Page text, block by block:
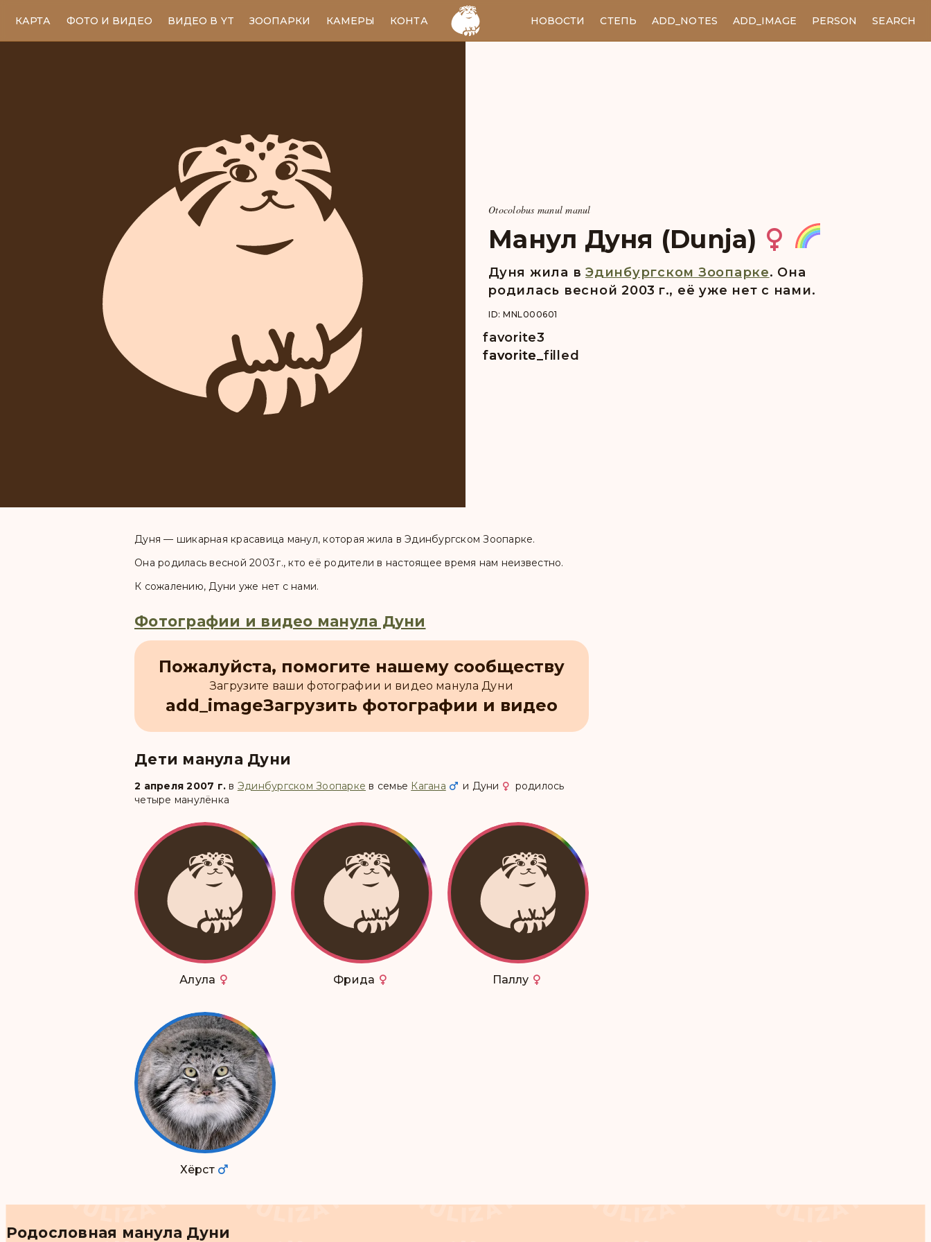
КАРТА ФОТО И ВИДЕО ВИДЕО В YT ЗООПАРКИ КАМЕРЫ КОНТАКТЫ EN НОВОСТИ СТЕПЬ ADD_NOTES ADD_IMAGE PERSON SEARCH
Otocolobus manul manul
Манул Дуня (Dunja)
Дуня жила в Эдинбургском Зоопарке. Она
pодилась весной 2003 г., её уже нет с нами.
ID: MNL000601
favorite
favorite
favorite_filled
3
Дуня — шикарная красавица манул, которая жила в Эдинбургском Зоопарке.
Она родилась весной 2003 г., кто её родители в настоящее время нам неизвестно.
К сожалению, Дуни уже нет с нами.
Фотографии и видео манула Дуни
Пожалуйста, помогите нашему сообществу
Загрузите ваши фотографии и видео манула Дуни
add_imageЗагрузить фотографии и видео
Дети манула Дуни
2 апреля 2007 г. в Эдинбургском Зоопарке в семье Кагана и Дуни
родилось
четыре манулёнка
Алула Фрида Паллу
Хёрст
Родословная манула Дуни